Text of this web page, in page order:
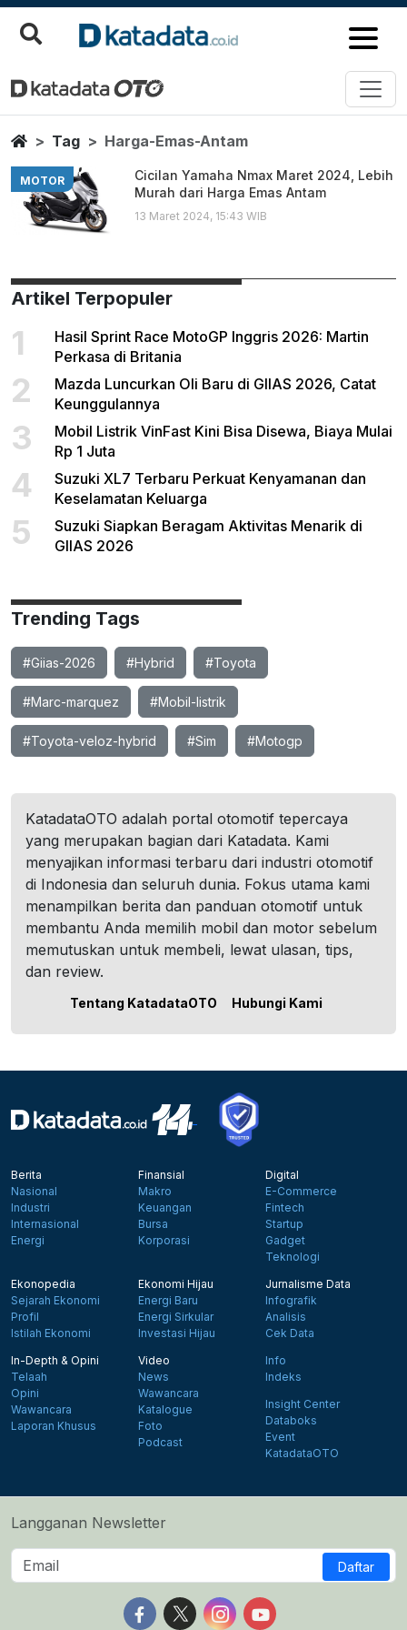
Harga Emas Antam
Berita Terbaru
HomeTag Harga-Emas-Antam
MOTOR
Cicilan Yamaha Nmax Maret 2024, Lebih
Murah dari Harga Emas Antam
13 Maret 2024, 15:43 WIB
Artikel Terpopuler
1
Hasil Sprint Race MotoGP Inggris 2026: Martin
Perkasa di Britania
2
Mazda Luncurkan Oli Baru di GIIAS 2026, Catat
Keunggulannya
3
Mobil Listrik VinFast Kini Bisa Disewa, Biaya Mulai
Rp 1 Juta
4
Suzuki XL7 Terbaru Perkuat Kenyamanan dan
Keselamatan Keluarga
5
Suzuki Siapkan Beragam Aktivitas Menarik di
GIIAS 2026
Trending Tags
#Giias-2026 #Hybrid #Toyota
#Marc-marquez #Mobil-listrik
#Toyota-veloz-hybrid #Sim #Motogp
KatadataOTO adalah portal otomotif tepercaya
yang merupakan bagian dari Katadata. Kami
menyajikan informasi terbaru dari industri otomotif
di Indonesia dan seluruh dunia. Fokus utama kami
menampilkan berita dan panduan otomotif untuk
membantu Anda memilih mobil dan motor sebelum
memutuskan untuk membeli, lewat ulasan, tips,
dan review.
Tentang KatadataOTO Hubungi Kami
Berita
Nasional
Industri
Internasional
Energi
Finansial
Makro
Keuangan
Bursa
Korporasi
Digital
E-Commerce
Fintech
Startup
Gadget
Teknologi
Ekonopedia
Sejarah Ekonomi
Profil
Istilah Ekonomi
Ekonomi Hijau
Energi Baru
Energi Sirkular
Investasi Hijau
Jurnalisme Data
Infografik
Analisis
Cek Data
In-Depth & Opini
Telaah
Opini
Wawancara
Laporan Khusus
Video
News
Wawancara
Katalogue
Foto
Podcast
Info
Indeks
Insight Center
Databoks
Event
KatadataOTO
Langganan Newsletter
Daftar
Follow us on Facebook
Follow us on X
Follow us on Instagram
Follow us on